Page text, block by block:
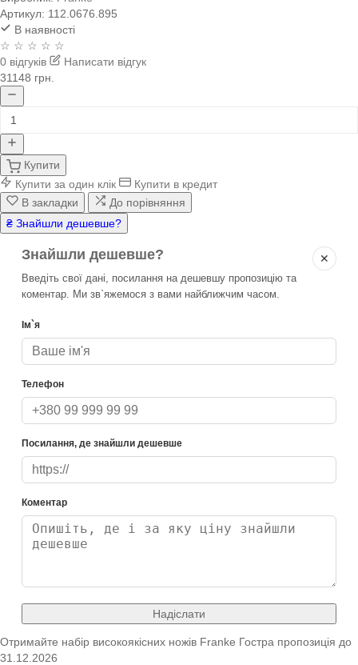
Артикул: 112.0676.895
В наявності
☆ ☆ ☆ ☆ ☆
0 відгуків
Написати відгук
31148 грн.
Купити
Купити за один клік
Купити в кредит
В закладки
До порівняння
₴ Знайшли дешевше?
✕
Знайшли дешевше?
Введіть свої дані, посилання на дешевшу пропозицію та
коментар. Ми зв`яжемося з вами найближчим часом.
Ім`я
Телефон
Посилання, де знайшли дешевше
Коментар
Надіслати
Отримайте набір високоякісних ножів Franke Гостра пропозиція до
31.12.2026